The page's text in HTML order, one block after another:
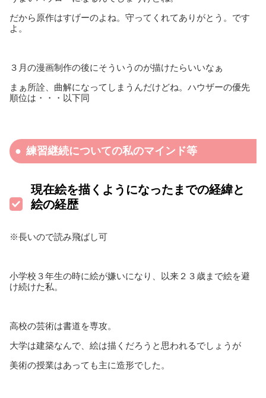
だから原作はすげーのよね。守ってくれてありがとう。です
よ。
３月の漫画制作の後にそういうのが描けたらいいなぁ
まぁ所詮、曲解になってしまうんだけどね。ハウザーの優先
順位は・・・以下同
練習継続についての私のマインド等
現在絵を描くようになったまでの経緯と
絵の経歴
※長いので読み飛ばし可
小学校３年生の時に絵が嫌いになり、以来２３歳まで絵を避
け続けた私。
高校の芸術は書道を専攻。
大学は建築なんで、絵は描くだろうと思われるでしょうが
美術の授業はあっても主に造形でした。